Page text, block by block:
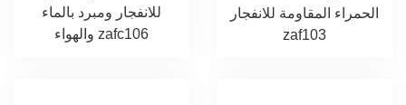
للانفجار ومبرد بالماء
والهواء zafc106
الحمراء المقاومة للانفجار
zaf103